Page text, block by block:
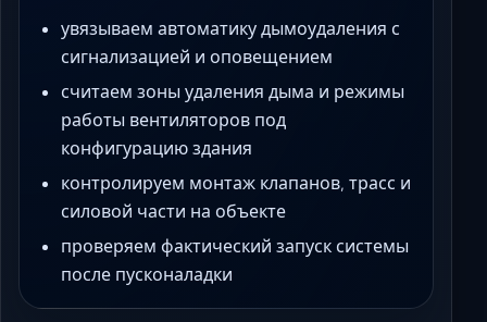
увязываем автоматику дымоудаления с
сигнализацией и оповещением
считаем зоны удаления дыма и режимы
работы вентиляторов под
конфигурацию здания
контролируем монтаж клапанов, трасс и
силовой части на объекте
проверяем фактический запуск системы
после пусконаладки